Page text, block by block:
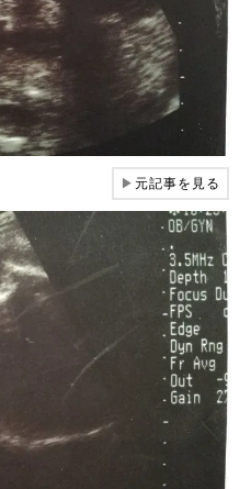
▶元記事を見る